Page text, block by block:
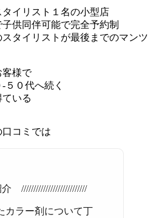
イリスト１名の小型店
供同伴可能で完全予約制
タイリストが最後までのマンツ
客様で
５０代へ続く
いる
コミでは
///////////////////////////
カラー剤について丁